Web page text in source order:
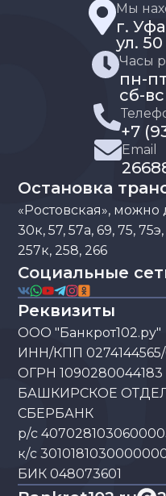
Социальные
Остановка
«Ростовская», можно
30к, 57, 57а, 69, 75,
257к, 258, 266
Мы
г. Уфа
ул.
Часы
пн-
сб-
+7
Email
Реквизиты
ООО "Банкрот102.ру"
ИНН/КПП 0274144565/
ОГРН 1090280044183
БАШКИРСКОЕ
СБЕРБАНК
р/с
к/с
БИК 048073601